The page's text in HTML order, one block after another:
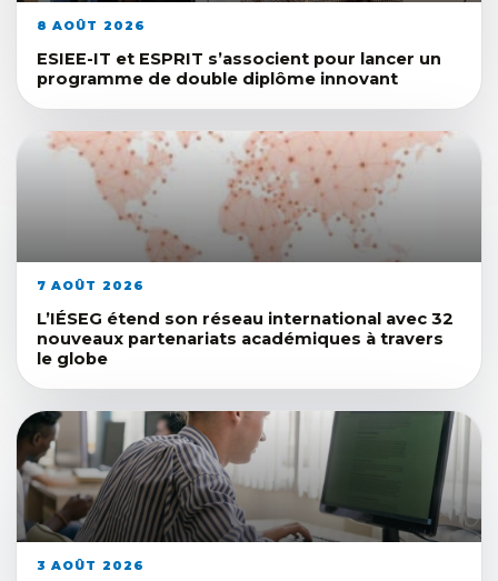
8 AOÛT 2026
ESIEE-IT et ESPRIT s’associent pour lancer un
programme de double diplôme innovant
7 AOÛT 2026
L’IÉSEG étend son réseau international avec 32
nouveaux partenariats académiques à travers
le globe
3 AOÛT 2026